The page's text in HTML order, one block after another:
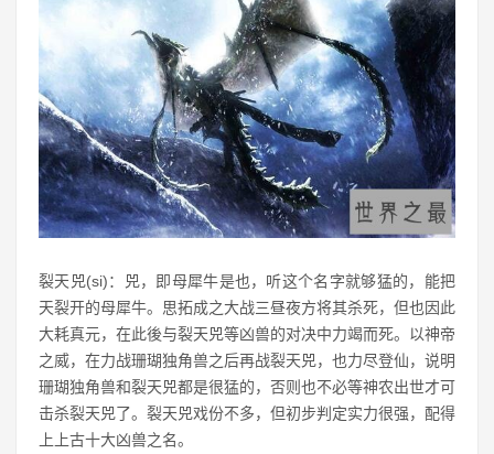
裂天兕(si)：兕，即母犀牛是也，听这个名字就够猛的，能把
天裂开的母犀牛。思拓成之大战三昼夜方将其杀死，但也因此
大耗真元，在此後与裂天兕等凶兽的对决中力竭而死。以神帝
之威，在力战珊瑚独角兽之后再战裂天兕，也力尽登仙，说明
珊瑚独角兽和裂天兕都是很猛的，否则也不必等神农出世才可
击杀裂天兕了。裂天兕戏份不多，但初步判定实力很强，配得
上上古十大凶兽之名。